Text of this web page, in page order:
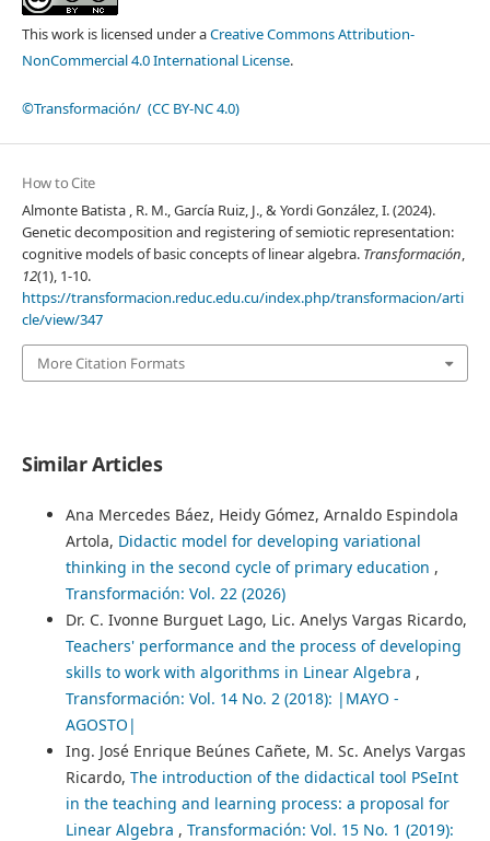
This work is licensed under aCreative Commons Attribution-
NonCommercial 4.0 International License.
©Transformación/ (CC BY-NC 4.0)
How to Cite
Almonte Batista , R. M., García Ruiz, J., & Yordi González, I. (2024).
Genetic decomposition and registering of semiotic representation:
cognitive models of basic concepts of linear algebra. Transformación,
12(1), 1-10.
https://transformacion.reduc.edu.cu/index.php/transformacion/arti
cle/view/347
More Citation Formats
Similar Articles
Ana Mercedes Báez, Heidy Gómez, Arnaldo Espindola
Artola, Didactic model for developing variational
thinking in the second cycle of primary education ,
Transformación: Vol. 22 (2026)
Dr. C. Ivonne Burguet Lago, Lic. Anelys Vargas Ricardo,
Teachers' performance and the process of developing
skills to work with algorithms in Linear Algebra ,
Transformación: Vol. 14 No. 2 (2018): |MAYO -
AGOSTO|
Ing. José Enrique Beúnes Cañete, M. Sc. Anelys Vargas
Ricardo, The introduction of the didactical tool PSeInt
in the teaching and learning process: a proposal for
Linear Algebra , Transformación: Vol. 15 No. 1 (2019):